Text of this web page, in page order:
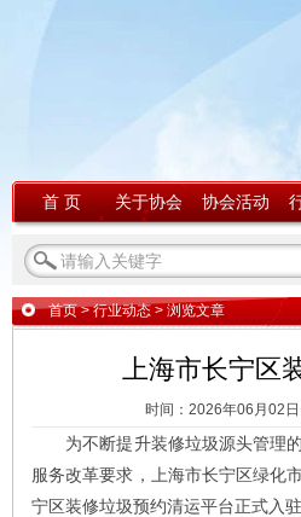
首 页 关于协会 协会活动
首页>行业动态 > 浏览文章
上海市长宁区
时间：2026年06月02日
为不断提升装修垃圾源头管理的
服务改革要求，上海市长宁区绿化
宁区装修垃圾预约清运平台正式入